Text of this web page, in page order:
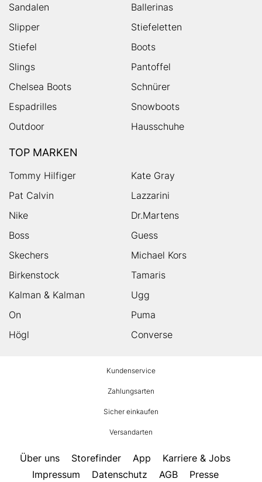
Sandalen
Ballerinas
Slipper
Stiefeletten
Stiefel
Boots
Slings
Pantoffel
Chelsea Boots
Schnürer
Espadrilles
Snowboots
Outdoor
Hausschuhe
TOP MARKEN
Tommy Hilfiger
Kate Gray
Pat Calvin
Lazzarini
Nike
Dr.Martens
Boss
Guess
Skechers
Michael Kors
Birkenstock
Tamaris
Kalman & Kalman
Ugg
On
Puma
Högl
Converse
Kundenservice
Zahlungsarten
Sicher einkaufen
Versandarten
Über uns Storefinder App
Karriere & Jobs
Impressum
Datenschutz AGB Presse